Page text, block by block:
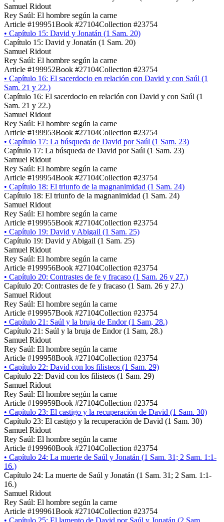
Samuel Ridout
Rey Saúl: El hombre según la carne
Article #199951Book #27104Collection #23754
• Capítulo 15: David y Jonatán (1 Sam. 20)
Capítulo 15: David y Jonatán (1 Sam. 20)
Samuel Ridout
Rey Saúl: El hombre según la carne
Article #199952Book #27104Collection #23754
• Capítulo 16: El sacerdocio en relación con David y con Saúl (1
Sam. 21 y 22.)
Capítulo 16: El sacerdocio en relación con David y con Saúl (1
Sam. 21 y 22.)
Samuel Ridout
Rey Saúl: El hombre según la carne
Article #199953Book #27104Collection #23754
• Capítulo 17: La búsqueda de David por Saúl (1 Sam. 23)
Capítulo 17: La búsqueda de David por Saúl (1 Sam. 23)
Samuel Ridout
Rey Saúl: El hombre según la carne
Article #199954Book #27104Collection #23754
• Capítulo 18: El triunfo de la magnanimidad (1 Sam. 24)
Capítulo 18: El triunfo de la magnanimidad (1 Sam. 24)
Samuel Ridout
Rey Saúl: El hombre según la carne
Article #199955Book #27104Collection #23754
• Capítulo 19: David y Abigail (1 Sam. 25)
Capítulo 19: David y Abigail (1 Sam. 25)
Samuel Ridout
Rey Saúl: El hombre según la carne
Article #199956Book #27104Collection #23754
• Capítulo 20: Contrastes de fe y fracaso (1 Sam. 26 y 27.)
Capítulo 20: Contrastes de fe y fracaso (1 Sam. 26 y 27.)
Samuel Ridout
Rey Saúl: El hombre según la carne
Article #199957Book #27104Collection #23754
• Capítulo 21: Saúl y la bruja de Endor (1 Sam, 28.)
Capítulo 21: Saúl y la bruja de Endor (1 Sam, 28.)
Samuel Ridout
Rey Saúl: El hombre según la carne
Article #199958Book #27104Collection #23754
• Capítulo 22: David con los filisteos (1 Sam. 29)
Capítulo 22: David con los filisteos (1 Sam. 29)
Samuel Ridout
Rey Saúl: El hombre según la carne
Article #199959Book #27104Collection #23754
• Capítulo 23: El castigo y la recuperación de David (1 Sam. 30)
Capítulo 23: El castigo y la recuperación de David (1 Sam. 30)
Samuel Ridout
Rey Saúl: El hombre según la carne
Article #199960Book #27104Collection #23754
• Capítulo 24: La muerte de Saúl y Jonatán (1 Sam. 31; 2 Sam. 1:1-
16.)
Capítulo 24: La muerte de Saúl y Jonatán (1 Sam. 31; 2 Sam. 1:1-
16.)
Samuel Ridout
Rey Saúl: El hombre según la carne
Article #199961Book #27104Collection #23754